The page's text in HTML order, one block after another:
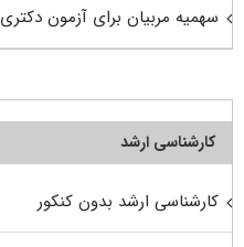
سهمیه مربیان برای آزمون دکتری
کارشناسی ارشد
کارشناسی ارشد بدون کنکور